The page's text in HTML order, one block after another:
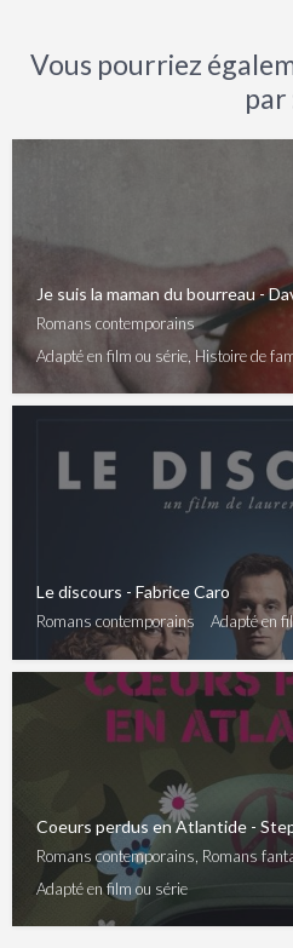
Vous pourriez
par
Je suis la maman du bourreau -
Romans contemporains
Adapté en film ou série, Histoire de
Le discours - Fabrice Caro
Romans contemporains Adapté en
Coeurs perdus en Atlantide -
Romans contemporains, Romans
Adapté en film ou série